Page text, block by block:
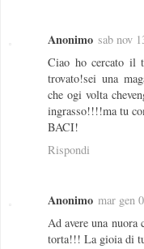
Anonimo sab nov
Ciao ho cercato il
trovato!sei una
che ogi volta
ingrasso!!!!ma tu
BACI!
Rispondi
Anonimo mar gen
Ad avere una
torta!!! La gioia di